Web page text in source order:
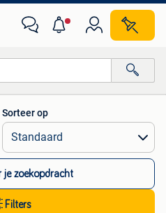
Sorteer op
je zoekopdracht
Filters